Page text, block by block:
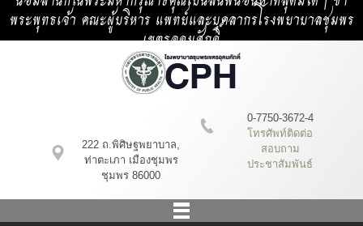
พระพุทธเจ้า คณะผู้บริหาร แพทย์และบุคลากรโรงพยาบาลชุมพร
เขตรอุดมศักดิ์
222 ถ.พิศิษฐพยาบาล,
ท่าตะเภา เมืองชุมพร
ชุมพร 86000
0-7750-3672-4
โทรศัพท์ติดต่อ
สอบถาม
ประชาสัมพันธ์